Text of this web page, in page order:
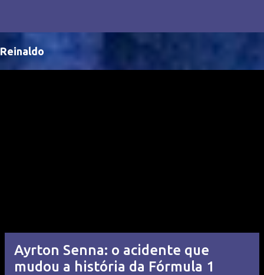
Reinaldo
Ayrton Senna: o acidente que
mudou a história da Fórmula 1